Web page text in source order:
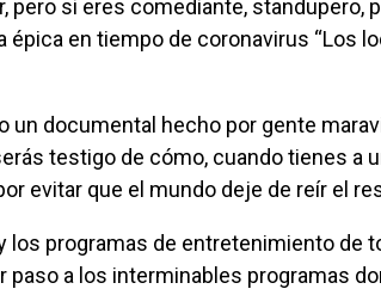
épica en tiempo de coronavirus “Los
testigo de cómo, cuando tienes a
evitar que el mundo deje de reír el
paso a los interminables programas